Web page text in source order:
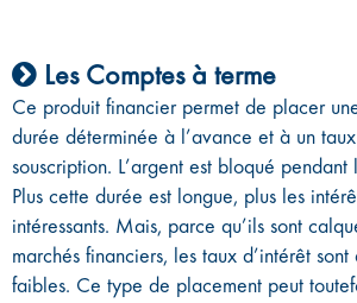
Les Comptes à terme
Ce produit financier permet de placer
durée déterminée à l’avance et à un
souscription. L’argent est bloqué
Plus cette durée est longue, plus les
intéressants. Mais, parce qu’ils sont
marchés financiers, les taux d’intérêt
faibles. Ce type de placement peut